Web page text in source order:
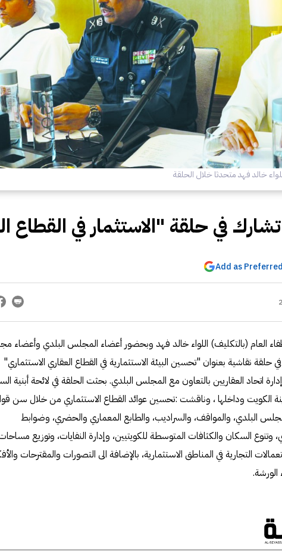
خالد فهد متحدثا خلال الحلقة
في حلقة "الاستثمار في القطاع
Add as
العام (بالتكليف) اللواء خالد فهد وبحضور أعضاء المجلس البلدي وأعضاء
في حلقة نقاشية بعنوان "تحسين البيئة الاستثمارية في القطاع العقاري الاستثماري"
اتحاد العقاريين بالتعاون مع المجلس البلدي. بحثت الحلقة في لائحة أبنية
الكويت وداخلها ، وناقشت :تحسين عوائد القطاع الاستثماري من خلال سن
البلدي، والمواقف، والسراديب، والطابع المعماري والحضري، وضوابط
وتنوع السكان والكثافات المتوسطة للكويتيين، وإدارة النفايات، وتوزيع
التجارية في المناطق الاستثمارية، بالإضافة الى التصورات والمقترحات
الورشة.